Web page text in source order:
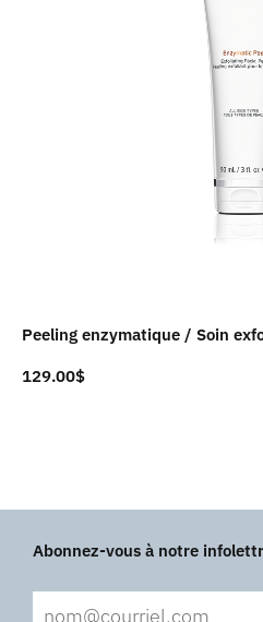
Peeling enzymatique / Soin
129.00$
Abonnez-vous à notre